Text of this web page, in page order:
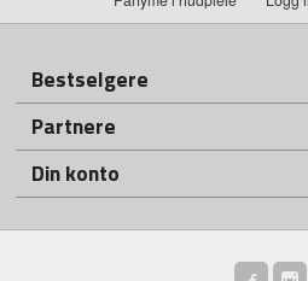
Bestselgere
Partnere
Din konto